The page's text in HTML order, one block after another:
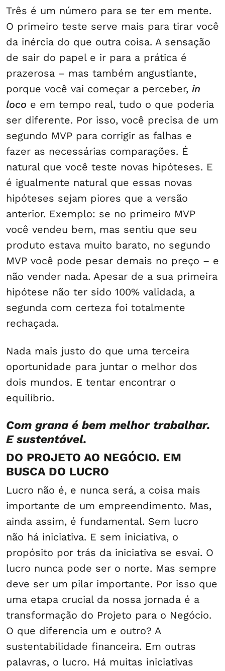
Três é um número para se ter em mente.
O primeiro teste serve mais para tirar você
da inércia do que outra coisa. A sensação
de sair do papel e ir para a prática é
prazerosa – mas também angustiante,
porque você vai começar a perceber, in
loco e em tempo real, tudo o que poderia
ser diferente. Por isso, você precisa de um
segundo MVP para corrigir as falhas e
fazer as necessárias comparações. É
natural que você teste novas hipóteses. E
é igualmente natural que essas novas
hipóteses sejam piores que a versão
anterior. Exemplo: se no primeiro MVP
você vendeu bem, mas sentiu que seu
produto estava muito barato, no segundo
MVP você pode pesar demais no preço – e
não vender nada. Apesar de a sua primeira
hipótese não ter sido 100% validada, a
segunda com certeza foi totalmente
rechaçada.
Nada mais justo do que uma terceira
oportunidade para juntar o melhor dos
dois mundos. E tentar encontrar o
equilíbrio.
Com grana é bem melhor trabalhar.
E sustentável.
DO PROJETO AO NEGÓCIO. EM
BUSCA DO LUCRO
Lucro não é, e nunca será, a coisa mais
importante de um empreendimento. Mas,
ainda assim, é fundamental. Sem lucro
não há iniciativa. E sem iniciativa, o
propósito por trás da iniciativa se esvai. O
lucro nunca pode ser o norte. Mas sempre
deve ser um pilar importante. Por isso que
uma etapa crucial da nossa jornada é a
transformação do Projeto para o Negócio.
O que diferencia um e outro? A
sustentabilidade financeira. Em outras
palavras, o lucro. Há muitas iniciativas